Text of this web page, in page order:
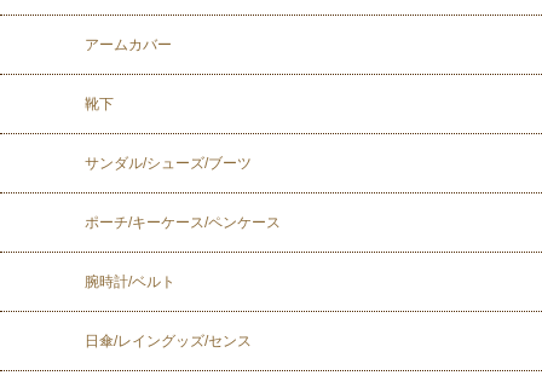
アームカバー
靴下
サンダル/シューズ/ブーツ
ポーチ/キーケース/ペンケース
腕時計/ベルト
日傘/レイングッズ/センス